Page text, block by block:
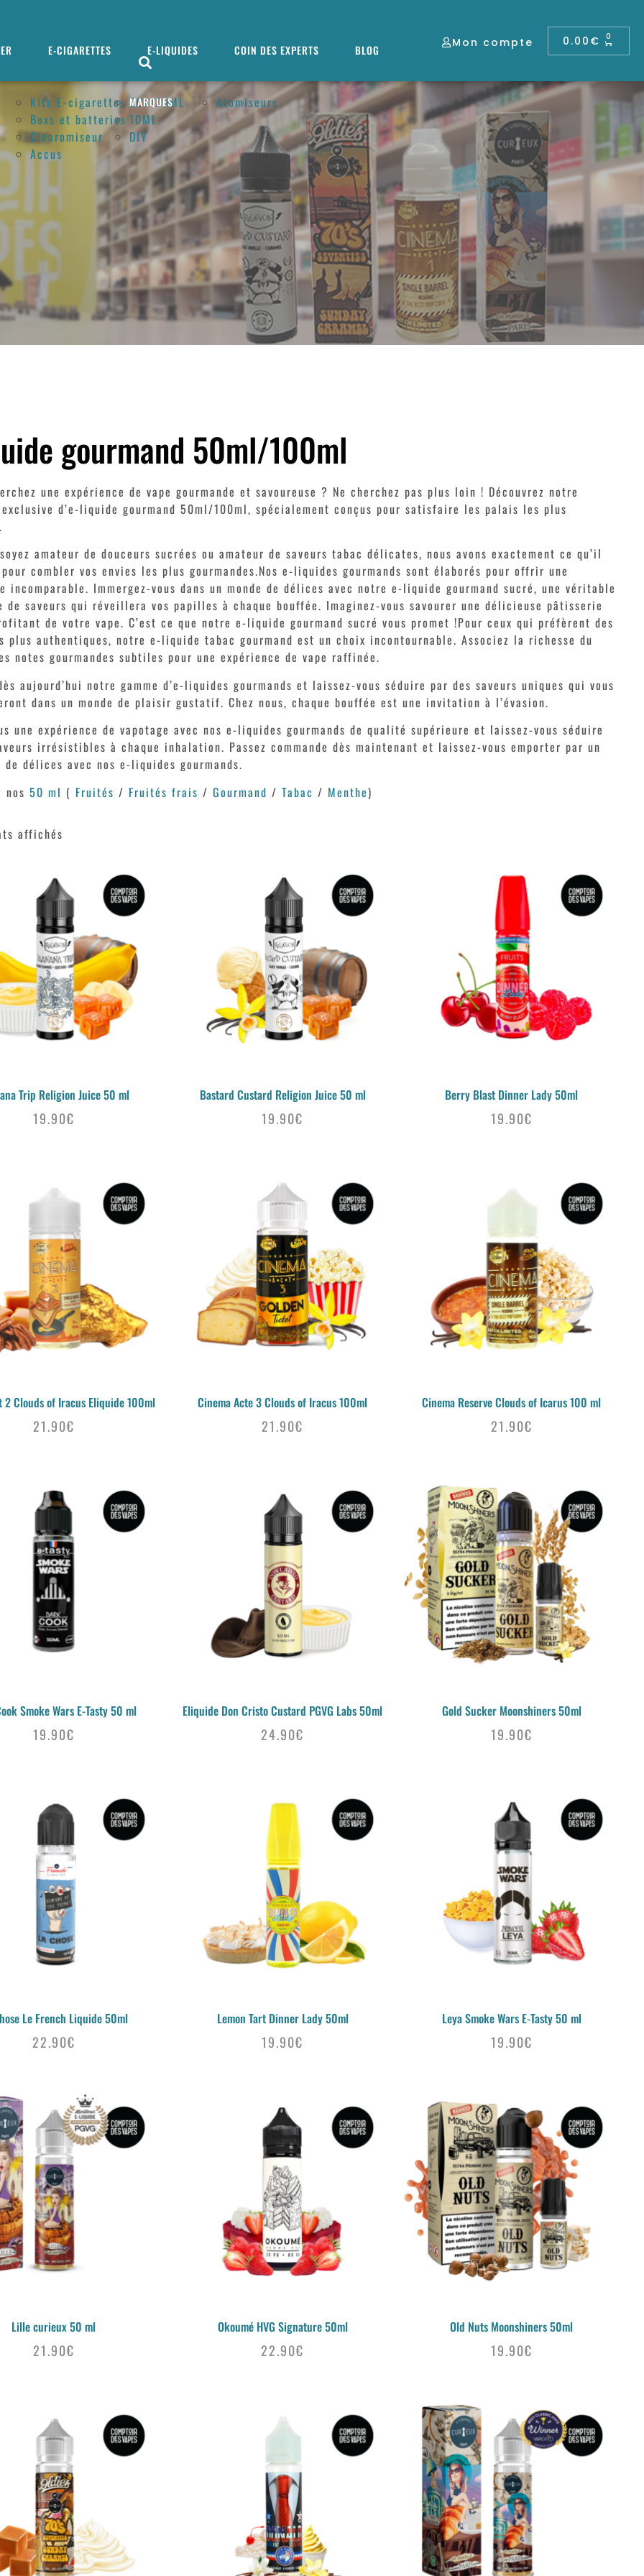
E-CIGARETTES
Kits E-cigarettes
Boxs et batteries
Clearomiseur
Accus
E-LIQUIDES
50/100ML
10ML
DIY
COIN DES EXPERTS
Atomiseurs
BLOG
MARQUES
Mon compte 0.00 € 0
gourmand 50ml/100ml
une expérience de vape gourmande et savoureuse ? Ne cherchez pas plus loin ! Découvrez notre
d’e-liquide gourmand 50ml/100ml, spécialement conçus pour satisfaire les palais les plus
amateur de douceurs sucrées ou amateur de saveurs tabac délicates, nous avons exactement ce qu’il
combler vos envies les plus gourmandes.Nos e-liquides gourmands sont élaborés pour offrir une
incomparable. Immergez-vous dans un monde de délices avec notre e-liquide gourmand sucré, une véritable
de saveurs qui réveillera vos papilles à chaque bouffée. Imaginez-vous savourer une délicieuse pâtisserie
de votre vape. C’est ce que notre e-liquide gourmand sucré vous promet !Pour ceux qui préfèrent des
plus authentiques, notre e-liquide tabac gourmand est un choix incontournable. Associez la richesse du
notes gourmandes subtiles pour une expérience de vape raffinée.
aujourd’hui notre gamme d’e-liquides gourmands et laissez-vous séduire par des saveurs uniques qui vous
dans un monde de plaisir gustatif. Chez nous, chaque bouffée est une invitation à l’évasion.
une expérience de vapotage avec nos e-liquides gourmands de qualité supérieure et laissez-vous séduire
irrésistibles à chaque inhalation. Passez commande dès maintenant et laissez-vous emporter par un
délices avec nos e-liquides gourmands.
nos50 ml ( Fruités / Fruités frais /Gourmand / Tabac / Menthe)
affichés
Trip Religion Juice 50 ml
19.90€
Bastard Custard Religion Juice 50 ml
19.90€
Berry Blast Dinner Lady 50ml
19.90€
2 Clouds of Iracus Eliquide 100ml
21.90€
Cinema Acte 3 Clouds of Iracus 100ml
21.90€
Cinema Reserve Clouds of Icarus 100 ml
21.90€
Smoke Wars E-Tasty 50 ml
19.90€
Eliquide Don Cristo Custard PGVG Labs 50ml
24.90€
Gold Sucker Moonshiners 50ml
19.90€
Le French Liquide 50ml
22.90€
Lemon Tart Dinner Lady 50ml
19.90€
Leya Smoke Wars E-Tasty 50 ml
19.90€
Lille curieux 50 ml
21.90€
Okoumé HVG Signature 50ml
22.90€
Old Nuts Moonshiners 50ml
19.90€